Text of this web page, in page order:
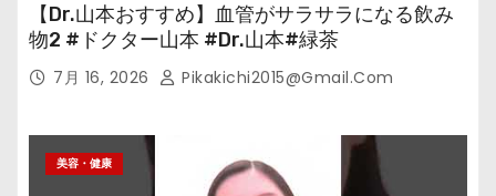
【Dr.山本おすすめ】血管がサラサラになる飲み
物2 #ドクター山本 #Dr.山本#緑茶
7月 16, 2026 Pikakichi2015@gmail.com
美容・健康